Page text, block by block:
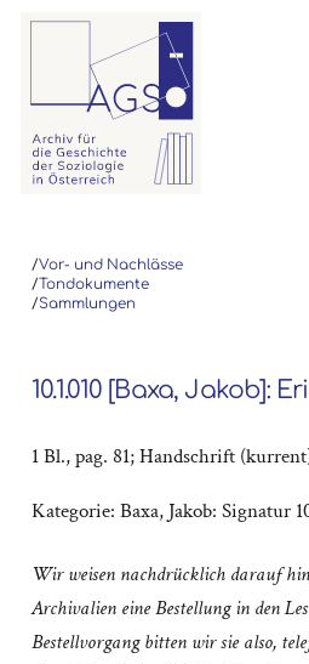
/Vor- und Nachlässe
/Tondokumente
/Sammlungen
10.1.010 [Baxa, Jakob]:
1 Bl., pag. 81; Handschrift
Kategorie: Baxa, Jakob: Signatur
Wir weisen nachdrücklich darauf
Archivalien eine Bestellung in den
Bestellvorgang bitten wir sie also,